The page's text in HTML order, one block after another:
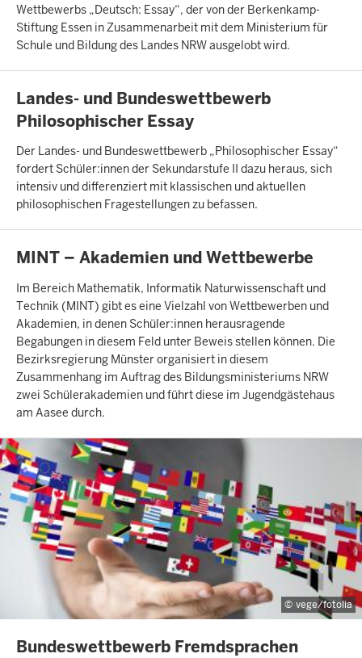
Wettbewerbs „Deutsch: Essay“, der von der Berkenkamp-
Stiftung Essen in Zusammenarbeit mit dem Ministerium für
Schule und Bildung des Landes NRW ausgelobt wird.
INHALTSSEITE
Landes- und Bundeswettbewerb
Philosophischer Essay
Der Landes- und Bundeswettbewerb „Philosophischer Essay“
fordert Schüler:innen der Sekundarstufe II dazu heraus, sich
intensiv und differenziert mit klassischen und aktuellen
philosophischen Fragestellungen zu befassen.
INHALTSSEITE
MINT – Akademien und Wettbewerbe
Im Bereich Mathematik, Informatik Naturwissenschaft und
Technik (MINT) gibt es eine Vielzahl von Wettbewerben und
Akademien, in denen Schüler:innen herausragende
Begabungen in diesem Feld unter Beweis stellen können. Die
Bezirksregierung Münster organisiert in diesem
Zusammenhang im Auftrag des Bildungsministeriums NRW
zwei Schülerakademien und führt diese im Jugendgästehaus
am Aasee durch.
vege/fotolia
INHALTSSEITE
Bundeswettbewerb Fremdsprachen